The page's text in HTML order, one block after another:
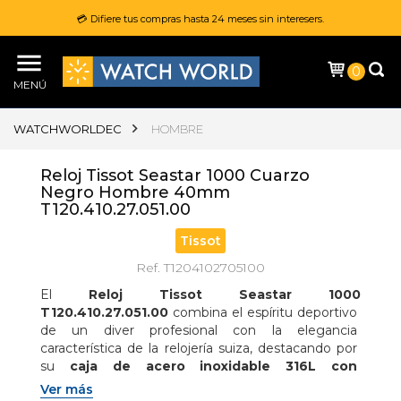
💳 Difiere tus compras hasta 24 meses sin interesers.
MENÚ
0
WATCHWORLDEC HOMBRE
Reloj Tissot Seastar 1000 Cuarzo
Negro Hombre 40mm
T120.410.27.051.00
Tissot
Ref. T1204102705100
El Reloj Tissot Seastar 1000
T120.410.27.051.00 combina el espíritu deportivo
de un diver profesional con la elegancia
característica de la relojería suiza, destacando por
su caja de acero inoxidable 316L con
recubrimiento PVD negro de 40 mm
Ver más